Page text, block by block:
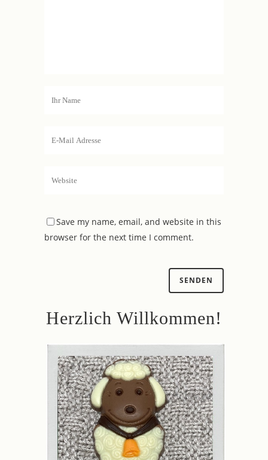
Save my name, email, and website in this
browser for the next time I comment.
Herzlich Willkommen!